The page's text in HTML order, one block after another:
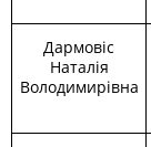
Дармовіс
Наталія
Володимирівна